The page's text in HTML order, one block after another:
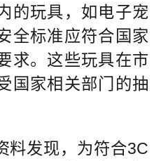
的玩具，如电子宠
全标准应符合国家
求。这些玩具在市
国家相关部门的抽
发现，为符合3C